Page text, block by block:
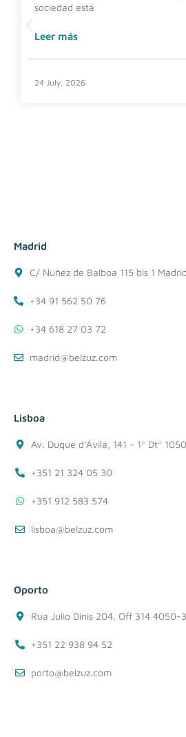
sociedad está
Leer más
24 July, 2026
Madrid
C/ Nuñez de Balboa 115 bis 1
+34 91 562 50 76
+34 618 27 03 72
madrid@belzuz.com
Lisboa
Av. Duque d'Ávila, 141 - 1º Dtº
+351 21 324 05 30
+351 912 583 574
lisboa@belzuz.com
Oporto
Rua Julio Dinis 204, Off 314 4050-
+351 22 938 94 52
porto@belzuz.com